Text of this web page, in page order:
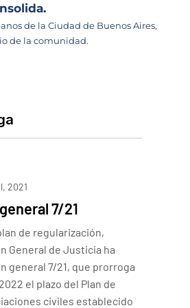
de la Ciudad de Buenos Aires,
de la comunidad.
2021
7/21
de regularización,
General de Justicia ha
general 7/21, que prorroga
el plazo del Plan de
civiles establecido